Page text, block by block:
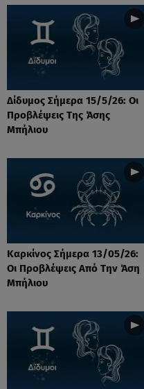
Δίδυμος Σήμερα 15/5/26: Οι
Προβλέψεις Της Άσης
Μπήλιου
Καρκίνος Σήμερα 13/05/26:
Οι Προβλέψεις Από Την Άση
Μπήλιου